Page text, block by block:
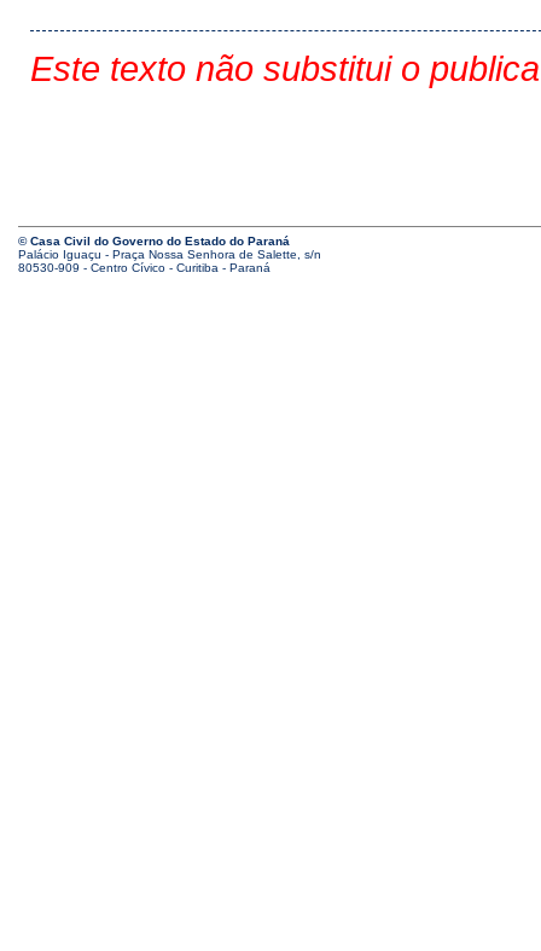
Este texto não substitui o
© Casa Civil do Governo do Estado do Paraná
Palácio Iguaçu - Praça Nossa Senhora de Salette, s/n
80530-909 - Centro Cívico - Curitiba - Paraná